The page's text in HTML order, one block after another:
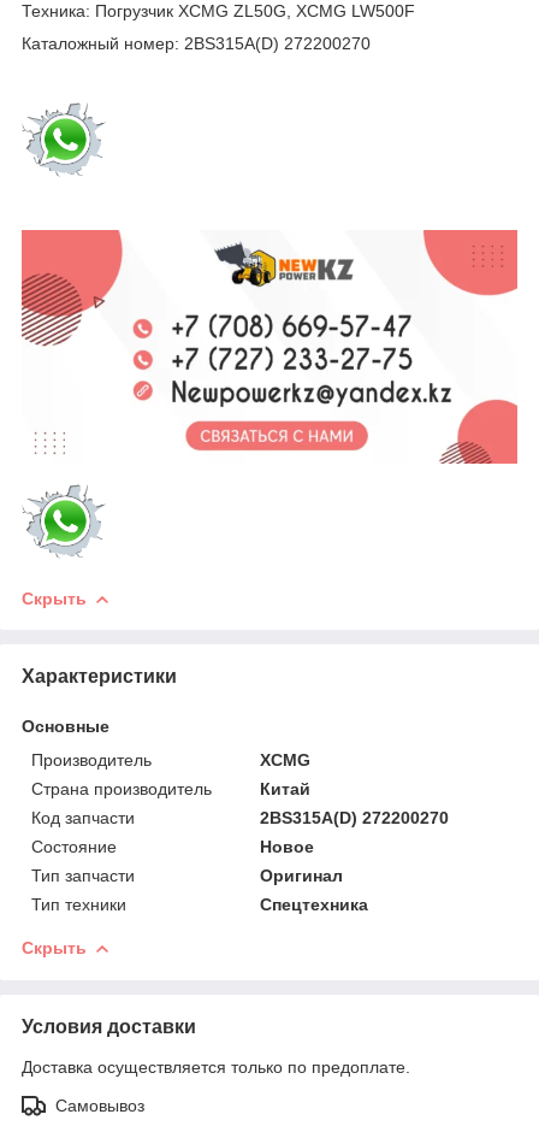
Техника: Погрузчик XCMG ZL50G, XCMG LW500F
Каталожный номер: 2BS315A(D) 272200270
Скрыть
Характеристики
Основные
Производитель
XCMG
Страна производитель
Китай
Код запчасти
2BS315A(D) 272200270
Состояние
Новое
Тип запчасти
Оригинал
Тип техники
Спецтехника
Скрыть
Условия доставки
Доставка осуществляется только по предоплате.
Самовывоз